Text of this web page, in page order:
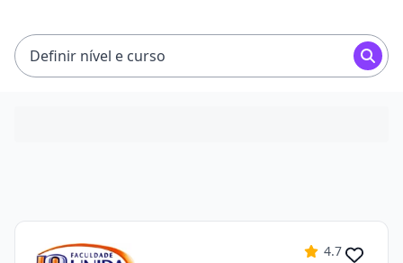
Definir nível e curso
4.7